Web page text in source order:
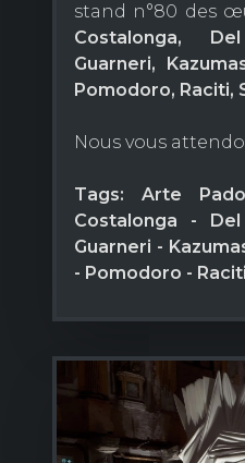
stand n°80 des
Costalonga,
Guarneri,
Pomodoro, Raciti,
Nous vous
Tags: Arte
Costalonga -
Guarneri -
- Pomodoro -